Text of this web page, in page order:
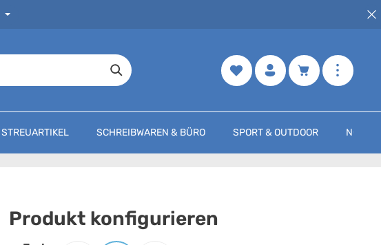
Merkzettel Warenkorb
STREUARTIKEL SCHREIBWAREN & BÜRO SPORT & OUTDOOR NOCH
Produkt konfigurieren